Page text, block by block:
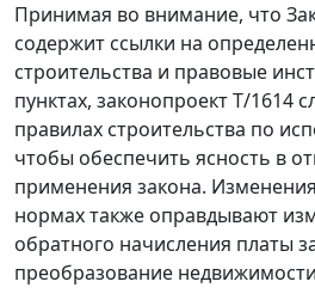
Принимая во внимание, что
содержит ссылки на
строительства и правовые
пунктах, законопроект T/1614
правилах строительства по
чтобы обеспечить ясность в
применения закона.
нормах также оправдывают
обратного начисления платы
преобразование